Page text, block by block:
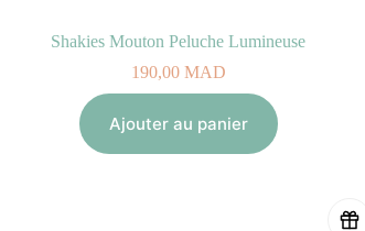
Shakies Mouton Peluche Lumineuse
190,00MAD
Ajouter au panier